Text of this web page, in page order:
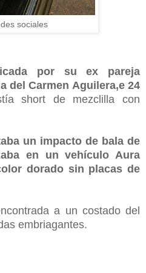
sociales
por su ex pareja
del Carmen Aguilera,e 24
short de mezclilla con
un impacto de bala de
en un vehículo Aura
dorado sin placas de
a un costado del
embriagantes.